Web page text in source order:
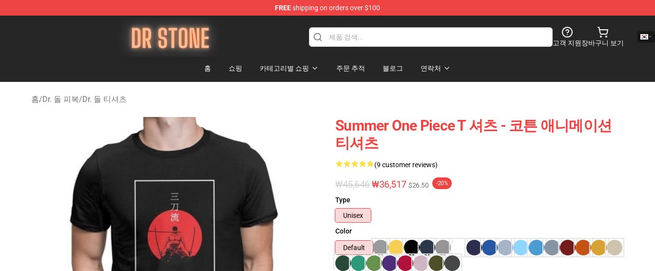
FREEshipping on orders over $100
Dr Stone Store - Official Dr Stone Merchandise Shop
고객 지원장바구니 보기
홈 쇼핑 카테고리별 쇼핑 주문 추적 블로그 연락처
홈/Dr. 돌 피복/Dr. 돌 티셔츠
Summer One Piece T 셔츠 - 코튼 애니메이션
티셔츠
(9 customer reviews)
₩45,646₩36,517 $26.50 -20%
Type
Unisex
Color
Default